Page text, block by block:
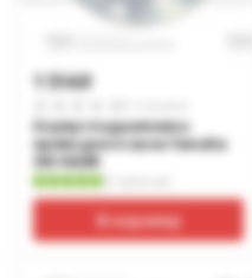
1 514
Корпус подшипника
приводного вала Yamaha
SM-04249
В корзину